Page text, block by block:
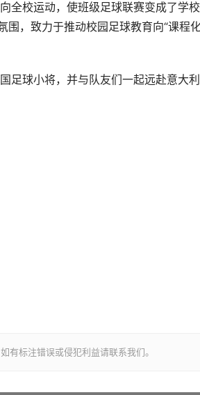
全校运动，使班级足球联赛变成了学
围，致力于推动校园足球教育向“课程
足球小将，并与队友们一起远赴意大
有标注错误或侵犯利益请联系我们。